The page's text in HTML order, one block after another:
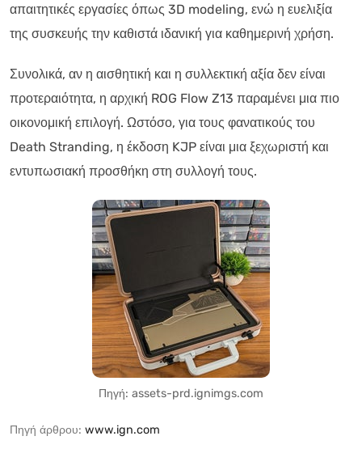
απαιτητικές εργασίες όπως 3D modeling, ενώ η ευελιξία
της συσκευής την καθιστά ιδανική για καθημερινή χρήση.
Συνολικά, αν η αισθητική και η συλλεκτική αξία δεν είναι
προτεραιότητα, η αρχική ROG Flow Z13 παραμένει μια πιο
οικονομική επιλογή. Ωστόσο, για τους φανατικούς του
Death Stranding, η έκδοση KJP είναι μια ξεχωριστή και
εντυπωσιακή προσθήκη στη συλλογή τους.
Πηγή: assets-prd.ignimgs.com
Πηγή άρθρου: www.ign.com